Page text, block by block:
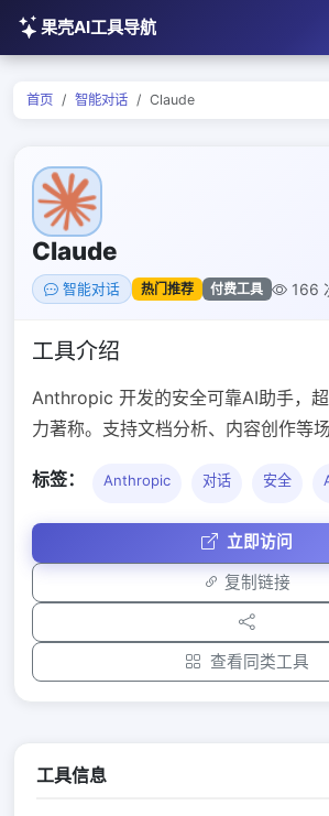
果壳AI工具导航
首页 智能对话 Claude
Claude
智能对话 热门推荐 付费工具 166
工具介绍
Anthropic 开发的安全可靠AI助手，
力著称。支持文档分析、内容创作等场
标签： Anthropic 对话 安全
立即访问
复制链接
查看同类工具
工具信息